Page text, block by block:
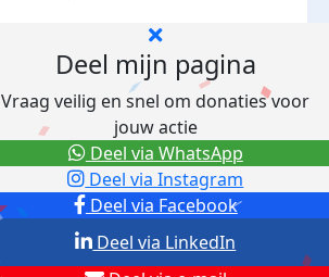
Deel mijn pagina
Vraag veilig en snel om donaties voor
jouw actie
Deel via Facebook
Deel via Instagram
Deel via LinkedIn
Deel via WhatsApp